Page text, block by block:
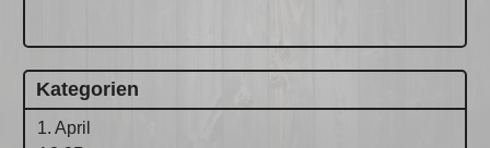
Kategorien
1. April